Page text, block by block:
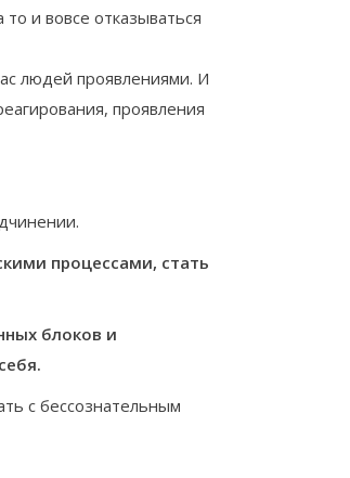
и вовсе отказываться
людей проявлениями. И
проявления
процессами, стать
блоков и
с бессознательным